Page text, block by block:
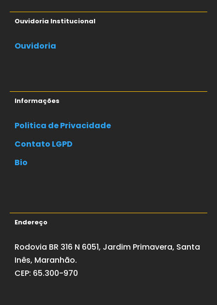
Ouvidoria Institucional
Ouvidoria
Informações
Politica de Privacidade
Contato LGPD
Bio
Endereço
Rodovia BR 316 N 6051, Jardim Primavera, Santa
Inês, Maranhão.
CEP: 65.300-970